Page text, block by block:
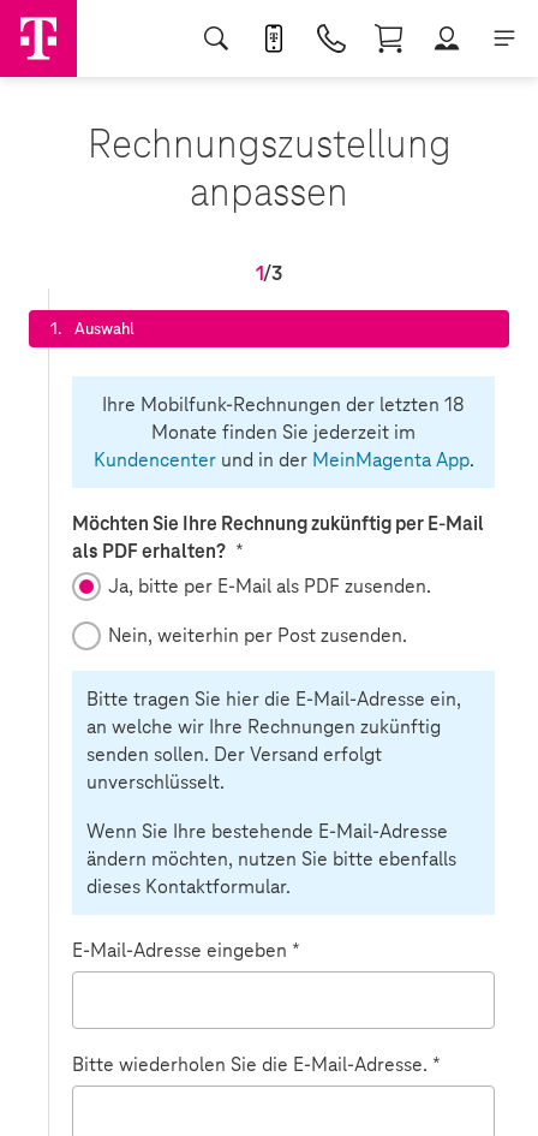
Rechnungszustellung
anpassen
1/3
1. Auswahl
Ihre Mobilfunk-Rechnungen der letzten 18
Monate finden Sie jederzeit im
Kundencenterund in der MeinMagenta App.
Möchten Sie Ihre Rechnung zukünftig per E-Mail
als PDF erhalten? Pflichtfeld
*
Ja, bitte per E-Mail als PDF zusenden.
Nein, weiterhin per Post zusenden.
Bitte tragen Sie hier die E-Mail-Adresse ein,
an welche wir Ihre Rechnungen zukünftig
senden sollen. Der Versand erfolgt
unverschlüsselt.
Wenn Sie Ihre bestehende E-Mail-Adresse
ändern möchten, nutzen Sie bitte ebenfalls
dieses Kontaktformular.
Bestätigungstext
E-Mail-Adresse eingeben *
Bitte wiederholen Sie die E-Mail-Adresse. *